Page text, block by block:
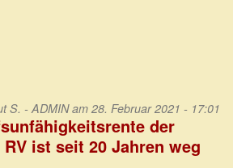
S. - ADMINam 28. Februar 2021 - 17:01
der
ist seit 20 Jahren weg